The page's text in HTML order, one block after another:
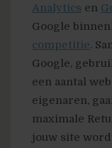
Analytics en
Google
competitie.
Google,
een aantal
eigenaren,
maximale
jouw site